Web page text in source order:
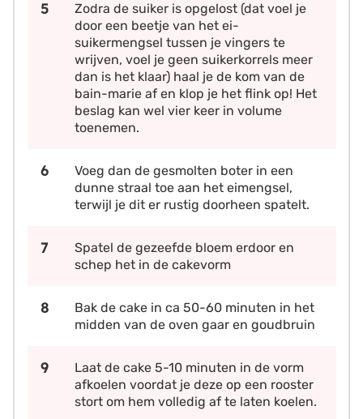
Zodra de suiker is opgelost (dat voel je
door een beetje van het ei-
suikermengsel tussen je vingers te
wrijven, voel je geen suikerkorrels meer
dan is het klaar) haal je de kom van de
bain-marie af en klop je het flink op! Het
beslag kan wel vier keer in volume
toenemen.
Voeg dan de gesmolten boter in een
dunne straal toe aan het eimengsel,
terwijl je dit er rustig doorheen spatelt.
Spatel de gezeefde bloem erdoor en
schep het in de cakevorm
Bak de cake in ca 50-60 minuten in het
midden van de oven gaar en goudbruin
Laat de cake 5-10 minuten in de vorm
afkoelen voordat je deze op een rooster
stort om hem volledig af te laten koelen.